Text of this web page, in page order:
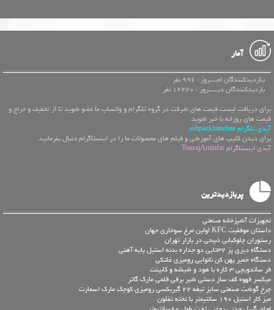
آمار
بـازدیدکنندگان امــــروز : 996 نفر
بازدیدکنندگان دیـــــروز : 12220 نفر
برای دریافت لیست قیمت های شرکت در گروه تلگرام و واتساپ ما عضو شوید تا از تخفیف و حراج و
قیمت های روزانه با خبر شوید.
آیدی تلگرام ashpazkhanehaa
برای دیدن کلیپ های آموزشی و فیلم های محصولات ما را در اینستاگرام دنبال بفرمایید.
آیدی اینستاگرام TourajAminfar
پربازدیدترین
تجهیزات آشپزخانه صنعتی
داستان موفقیت KFC اولین مرغ سوخاری جهان
رستوران چلوکبابی ذبیحی در بازار تهران
دستگاه دیزی پز 32تایی دو جداره بدنه استیل پایه آهنی
دستگاه خمیر پهن کن نانوایی رومیزی غلتکی
فر ساندویچی 3 کاره با هود و شیشه و کابینت
میکسر قهوه کف ساز دستی شیر برقی قلمی مارک گاتر
چرخ گوشت صنعتی سایز تیغه 22 گیربکسی رومیزی کوچک مارک اسمارت
میز کار استیل 190 سانتیمتر با تخته تفلون